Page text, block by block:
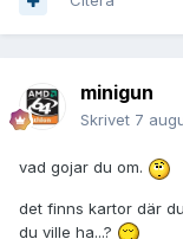
minigun
Skrivet 7
vad gojar du om.
det finns kartor där
du ville ha...?